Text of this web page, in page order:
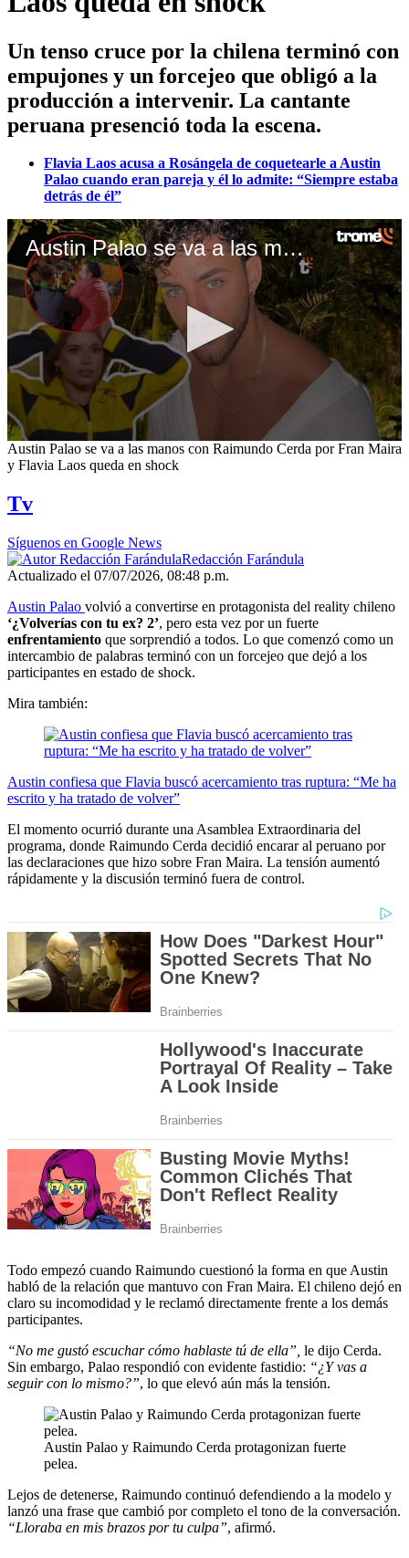
Un tenso cruce por la chilena terminó con
empujones y un forcejeo que obligó a la
producción a intervenir. La cantante
peruana presenció toda la escena.
Flavia Laos acusa a Rosángela de coquetearle a Austin
Palao cuando eran pareja y él lo admite: “Siempre estaba
detrás de él”
Austin Palao se va a las manos con Raimundo Cerda por Fran Maira y Flavia Laos queda en shock
0
seconds
of
seconds
Austin Palao se va a las manos con Raimundo Cerda por Fran Maira
y Flavia Laos queda en shock
Tv
Síguenos en Google News
Redacción Farándula
Actualizado el 07/07/2026, 08:48 p.m.
Austin Palao volvió a convertirse en protagonista del reality chileno
‘¿Volverías con tu ex? 2’, pero esta vez por un fuerte
enfrentamiento que sorprendió a todos. Lo que comenzó como un
intercambio de palabras terminó con un forcejeo que dejó a los
participantes en estado de shock.
Mira también:
Austin confiesa que Flavia buscó acercamiento tras ruptura: “Me ha
escrito y ha tratado de volver”
El momento ocurrió durante una Asamblea Extraordinaria del
programa, donde Raimundo Cerda decidió encarar al peruano por
las declaraciones que hizo sobre Fran Maira. La tensión aumentó
rápidamente y la discusión terminó fuera de control.
Todo empezó cuando Raimundo cuestionó la forma en que Austin
habló de la relación que mantuvo con Fran Maira. El chileno dejó en
claro su incomodidad y le reclamó directamente frente a los demás
participantes.
“No me gustó escuchar cómo hablaste tú de ella”, le dijo Cerda.
Sin embargo, Palao respondió con evidente fastidio: “¿Y vas a
seguir con lo mismo?”, lo que elevó aún más la tensión.
Austin Palao y Raimundo Cerda protagonizan fuerte
pelea.
Lejos de detenerse, Raimundo continuó defendiendo a la modelo y
lanzó una frase que cambió por completo el tono de la conversación.
“Lloraba en mis brazos por tu culpa”, afirmó.